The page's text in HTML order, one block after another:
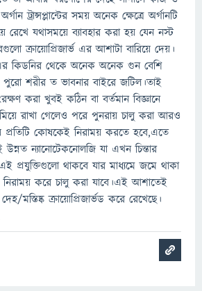
ট্রান্সপ্লান্টের সময় অনেক ক্ষেত্রে অর্গানটি
রেখে যথাসময়ে ব্যাবহার করা হয় যেন নস্ট
ক্রায়োপ্রিজার্ভ এর আশাটা বারিয়ে দেয়।
কিডনির থেকে অনেক অনেক গুন বেশি
পুরো শরীর ত ভাবনার বাইরে জটিল।তাই
করা খুবই কঠিন বা বর্তমান বিজ্ঞানে
রাখা গেলেও পরে পুনরায় চালু করা আরও
প্রতিটি কোষকেই নিরাময় করতে হবে,এতে
ন্যানোটেকনোলজি যা এখন চিন্তার
প্রযুক্তিগুলো থাকবে যার মাধ্যমে জমে থাকা
নিরাময় করে চালু করা যাবে।এই আশাতেই
মস্তিষ্ক ক্রায়োপ্রিজার্ভড করে রেখেছে।